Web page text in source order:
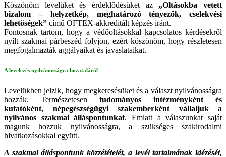
Köszönöm levelüket és érdeklődésüket az „Oltásokba vetett
bizalom – helyzetkép, meghatározó tényezők, cselekvési
lehetőségek” című OFTEX-akkreditált képzés iránt.
Fontosnak tartom, hogy a védőoltásokkal kapcsolatos kérdésekről
nyílt szakmai párbeszéd folyjon, ezért köszönöm, hogy részletesen
megfogalmazták aggályaikat és javaslataikat.
A levelezés nyilvánosságra hozataláról
Levelükben jelzik, hogy megkeresésüket és a választ nyilvánosságra
hozzák. Természetesen tudományos intézményként és
kutatóként, népegészségügyi szakemberként vállaljuk a
nyilvános szakmai álláspontunkat. Emiatt a válaszunkat saját
magunk hozzuk nyilvánosságra, a szükséges szakirodalmi
hivatkozásokkal együtt.
A szakmai álláspontunk közzétételét, a levéltartalmának idézését,